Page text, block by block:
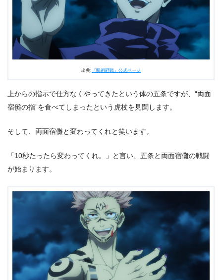
出典: 『呪術廻戦』公式ページ
上からの指示で仕方なくやってきたという体の五条ですが、“両面
宿儺の指”を食べてしまったという虎杖を見聞します。
そして、両面宿儺と変わってくれと笑います。
「10秒たったら変わってくれ。」と言い、五条と両面宿儺の戦闘
が始まります。